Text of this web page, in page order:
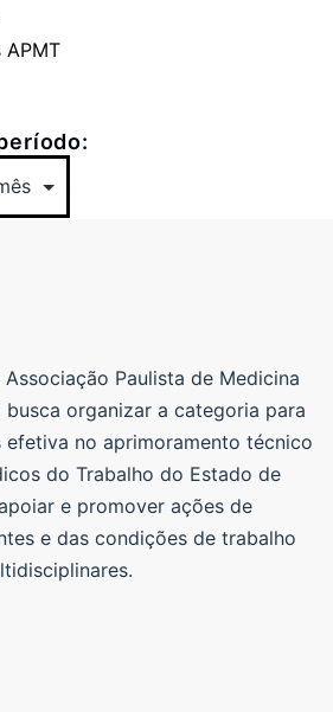
APMT
Associação Paulista de Medicina
busca organizar a categoria para
no aprimoramento técnico
do Trabalho do Estado de
e promover ações de
e das condições de trabalho